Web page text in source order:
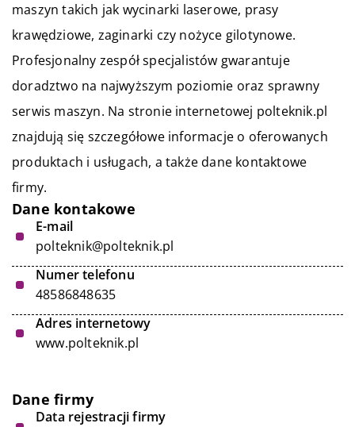
maszyn takich jak wycinarki laserowe, prasy
krawędziowe, zaginarki czy nożyce gilotynowe.
Profesjonalny zespół specjalistów gwarantuje
doradztwo na najwyższym poziomie oraz sprawny
serwis maszyn. Na stronie internetowej polteknik.pl
znajdują się szczegółowe informacje o oferowanych
produktach i usługach, a także dane kontaktowe
firmy.
Dane kontakowe
E-mail
polteknik@polteknik.pl
Numer telefonu
48586848635
Adres internetowy
www.polteknik.pl
Dane firmy
Data rejestracji firmy